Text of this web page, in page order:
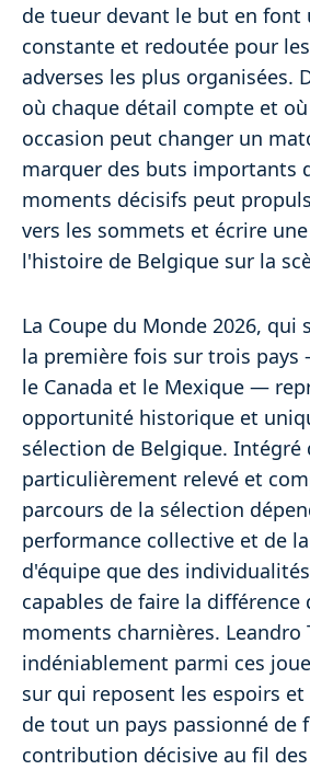
de tueur devant le but en font
constante et redoutée pour
adverses les plus organisées.
où chaque détail compte et
occasion peut changer un
marquer des buts importants
moments décisifs peut
vers les sommets et écrire
l'histoire de Belgique sur la
La Coupe du Monde 2026, qui
la première fois sur trois pays
le Canada et le Mexique —
opportunité historique et
sélection de Belgique. Intégré
particulièrement relevé et
parcours de la sélection
performance collective et de
d'équipe que des
capables de faire la différence
moments charnières. Leandro
indéniablement parmi ces
sur qui reposent les espoirs
de tout un pays passionné de
contribution décisive au fil